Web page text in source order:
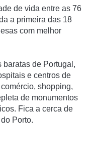
de vida entre as 76
a primeira das 18
com melhor
baratas de Portugal,
e centros de
shopping,
de monumentos
Fica a cerca de
Porto.